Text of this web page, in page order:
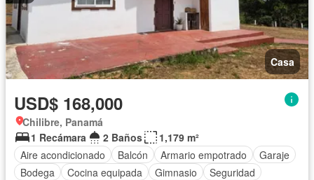
Casa
USD$ 168,000
Chilibre, Panamá
1 Recámara
2 Baños
1,179 m²
Aire acondicionado
Balcón Armario empotrado
Garaje
Bodega
Cocina equipada Gimnasio
Seguridad